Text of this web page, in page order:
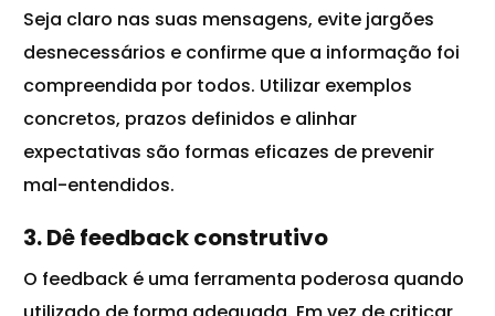
Seja claro nas suas mensagens, evite jargões
desnecessários e confirme que a informação foi
compreendida por todos. Utilizar exemplos
concretos, prazos definidos e alinhar
expectativas são formas eficazes de prevenir
mal-entendidos.
3. Dê feedback construtivo
O feedback é uma ferramenta poderosa quando